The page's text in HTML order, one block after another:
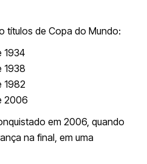
títulos de Copa do Mundo:
1934
1938
1982
2006
em 2006, quando
na final, em uma